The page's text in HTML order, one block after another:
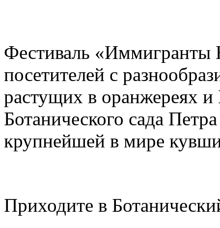
Фестиваль «Иммигранты
посетителей с
растущих в оранжереях
Ботанического сада
крупнейшей в мире
Приходите в